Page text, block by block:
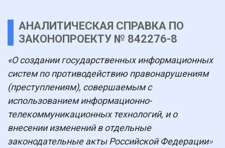
АНАЛИТИЧЕСКАЯ СПРАВКА ПО
ЗАКОНОПРОЕКТУ № 842276-8
«О создании государственных информационных
систем по противодействию правонарушениям
(преступлениям), совершаемым с
использованием информационно-
телекоммуникационных технологий, и о
внесении изменений в отдельные
законодательные акты Российской Федерации»